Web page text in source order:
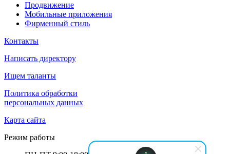
Продвижение
Мобильные приложения
Фирменный стиль
Контакты
Написать директору
Ищем таланты
Политика обработки
персональных данных
Карта сайта
Режим работы